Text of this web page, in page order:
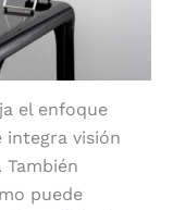
el enfoque
integra visión
puede